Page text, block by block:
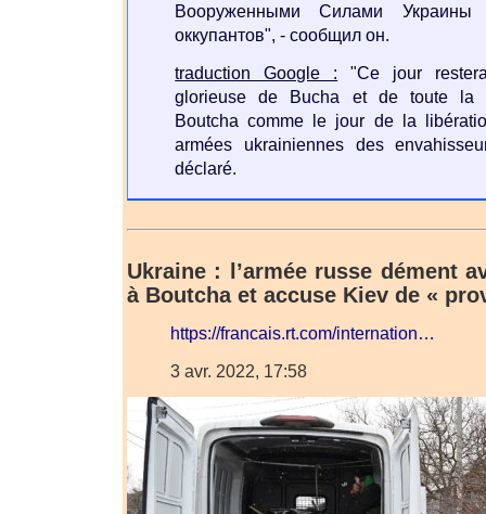
Вооруженными Силами Украины
оккупантов", - сообщил он.
traduction Google : "Ce jour
glorieuse de Bucha et de toute la
Boutcha comme le jour de la
armées ukrainiennes des
déclaré.
Ukraine : l’armée russe dément
à Boutcha et accuse Kiev de «
https://francais.rt.com/internation…
3 avr. 2022, 17:58